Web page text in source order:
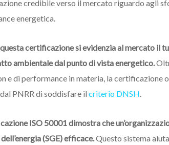
credibile verso il mercato riguardo agli
energetica.
certificazione si evidenzia al mercato il
ambientale dal punto di vista energetico.
e di performance in materia, la certificazione
PNRR di soddisfare ilcriterio DNSH
ISO 50001 dimostra che
(SGE) efficace.Questo sistema